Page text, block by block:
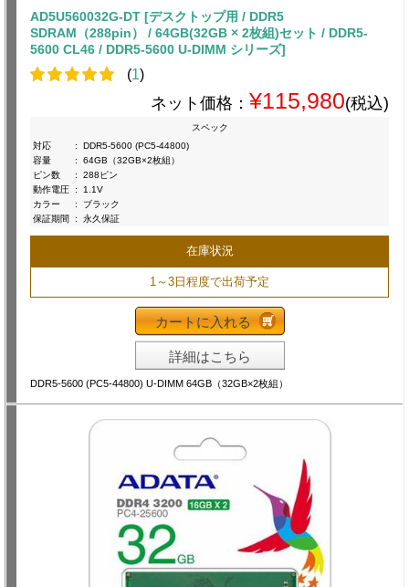
AD5U560032G-DT [デスクトップ用 / DDR5
SDRAM（288pin） / 64GB(32GB × 2枚組)セット / DDR5-
5600 CL46 / DDR5-5600 U-DIMM シリーズ]
(1)
ネット価格： ¥115,980(税込)
スペック
対応
:
DDR5-5600 (PC5-44800)
容量
:
64GB（32GB×2枚組）
ピン数
:
288ピン
動作電圧 :
1.1V
カラー
:
ブラック
保証期間
: 永久保証
在庫状況
1～3日程度で出荷予定
カートに入れる
詳細はこちら
DDR5-5600 (PC5-44800) U-DIMM 64GB（32GB×2枚組）